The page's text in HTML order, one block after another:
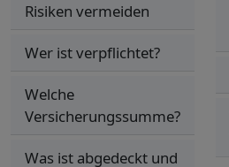
Risiken vermeiden
Wer ist verpflichtet?
Welche
Versicherungssumme?
Was ist abgedeckt und